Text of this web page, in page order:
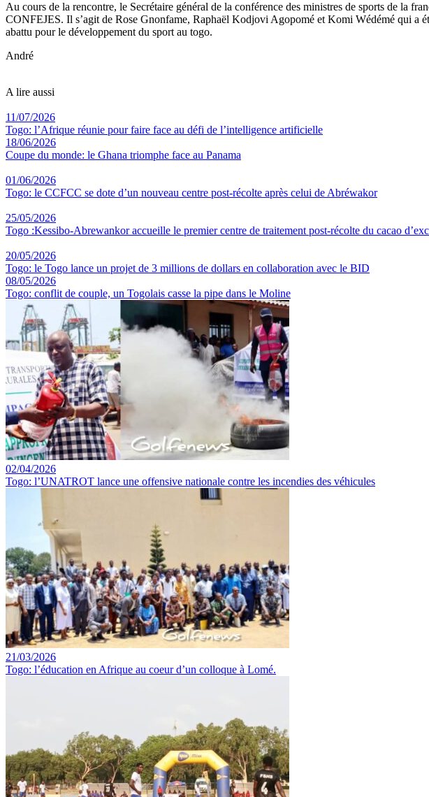
Au cours de la rencontre, le Secrétaire général de la conférence des ministres de sports de la
CONFEJES. Il s’agit de Rose Gnonfame, Raphaël Kodjovi Agopomé et Komi Wédémé qui a
abattu pour le développement du sport au togo.
André
A lire aussi
11/07/2026
Togo: l’Afrique réunie pour faire face au défi de l’intelligence artificielle
18/06/2026
Coupe du monde: le Ghana triomphe face au Panama
01/06/2026
Togo: le CCFCC se dote d’un nouveau centre post-récolte après celui de Abréwakor
25/05/2026
Togo :Kessibo-Abrewankor accueille le premier centre de traitement post-récolte du cacao
20/05/2026
Togo: le Togo lance un projet de 3 millions de dollars en collaboration avec le BID
08/05/2026
Togo: conflit de couple, un Togolais casse la pipe dans le Moline
02/04/2026
Togo: l’UNATROT lance une offensive nationale contre les incendies des véhicules
21/03/2026
Togo: l’éducation en Afrique au coeur d’un colloque à Lomé.